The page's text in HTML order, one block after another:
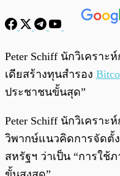
พร้อมเล่น
Peter Schiff นักวิเคราะ
เดียสร้างทุนสำรอง
ประชาชนขั้นสุด”
Peter Schiff นักวิเคราะ
วิพากษ์แนวคิดการจัดตั้
สหรัฐฯ ว่าเป็น “การใช้